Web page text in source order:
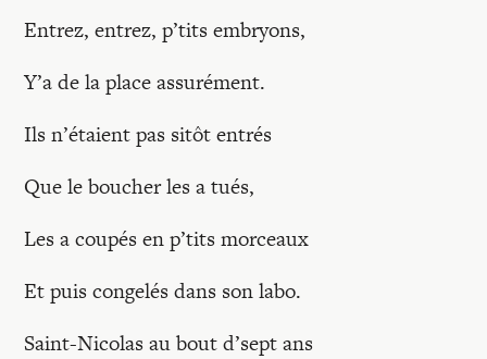
Colloque
Mon panier
Mon compte
Entrez, entrez, p’tits embryons,
Y’a de la place assurément.
Ils n’étaient pas sitôt entrés
Que le boucher les a tués,
Les a coupés en p’tits morceaux
Et puis congelés dans son labo.
Saint-Nicolas au bout d’sept ans